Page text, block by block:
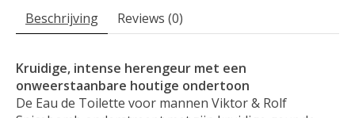
Beschrijving Reviews (0)
Kruidige, intense herengeur met een
onweerstaanbare houtige ondertoon
De Eau de Toilette voor mannen Viktor & Rolf